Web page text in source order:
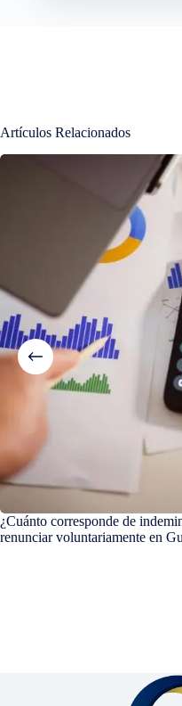
Artículos Relacionados
¿Cuánto corresponde de
renunciar voluntariamente en